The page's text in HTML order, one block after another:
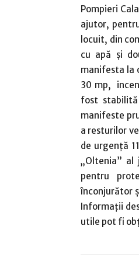
Pompieri
ajutor,
locuit, din
cu apă și
manifesta la
30 mp,
fost stabilită
manifeste
a resturilor
de urgență
„Oltenia” al
pentru
înconjurător
Informații
utile pot fi